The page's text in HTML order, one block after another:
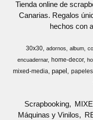
Tienda online de
Canarias. Regalos
hechos con
30x30 adornos album
encuadernar
home-decor
mixed-media papel papeles
Scrapbooking
Máquinas y Vinilos